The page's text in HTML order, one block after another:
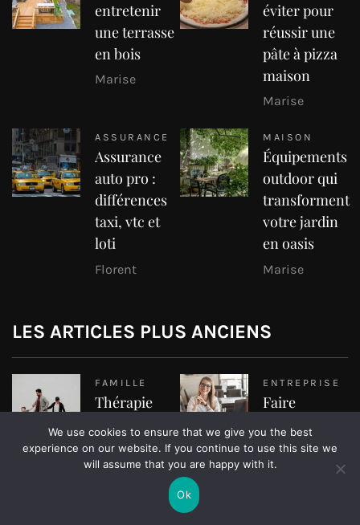
entretenir
une terrasse
en bois
Marise
éviter pour
réussir une
pâte à pizza
maison
Marise
ASSURANCE
Assurance
auto pro :
différences
taxi, vtc et
loti
Florent
MAISON
Équipements
outdoor qui
transforment
votre jardin
en oasis
Marise
LES ARTICLES PLUS ANCIENS
FAMILLE
Thérapie
familiale,
quels sont les
avantages à
ENTREPRISE
Faire
connaître
son
entreprise
We use cookies to ensure that we give you the best
experience on our website. If you continue to use this site we
will assume that you are happy with it.
Ok